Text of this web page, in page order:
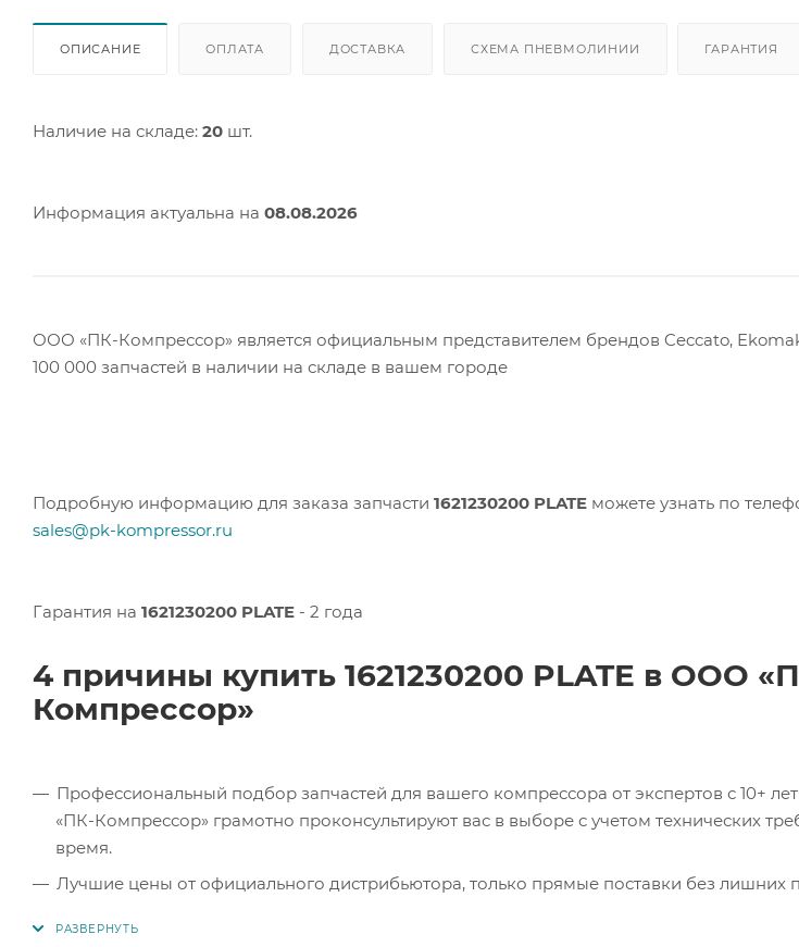
ОПИСАНИЕ ОПЛАТА ДОСТАВКА СХЕМА ПНЕВМОЛИНИИ ГАРАНТИЯ
Наличие на складе: 20 шт.
Информация актуальна на 08.08.2026
ООО «ПК-Компрессор» является официальным представителем брендов Ceccato,
100 000 запчастей в наличии на складе в вашем городе
Подробную информацию для заказа запчасти 1621230200 PLATE можете узнать по
sales@pk-kompressor.ru
Гарантия на 1621230200 PLATE - 2 года
4 причины купить 1621230200 PLATE в ООО
Компрессор»
Профессиональный подбор запчастей для вашего компрессора от экспертов с 10+
«ПК-Компрессор» грамотно проконсультируют вас в выборе с учетом технических
время.
Лучшие цены от официального дистрибьютора, только прямые поставки без лишних